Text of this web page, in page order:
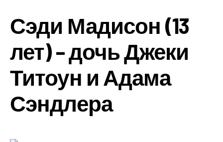
Сэди Мадисон (13
лет) – дочь Джеки
Титоун и Адама
Сэндлера